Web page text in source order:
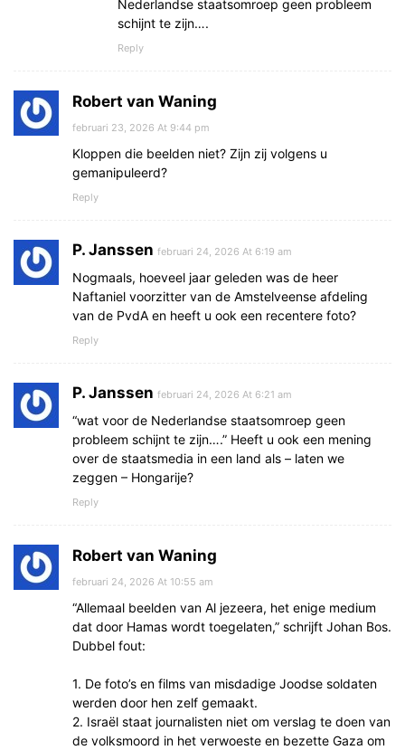
Nederlandse staatsomroep geen probleem
schijnt te zijn….
Reply
Robert van Waning
februari 23, 2026 At 9:44 pm
Kloppen die beelden niet? Zijn zij volgens u
gemanipuleerd?
Reply
P. Janssen februari 24, 2026 At 6:19 am
Nogmaals, hoeveel jaar geleden was de heer
Naftaniel voorzitter van de Amstelveense afdeling
van de PvdA en heeft u ook een recentere foto?
Reply
P. Janssen februari 24, 2026 At 6:21 am
“wat voor de Nederlandse staatsomroep geen
probleem schijnt te zijn….” Heeft u ook een mening
over de staatsmedia in een land als – laten we
zeggen – Hongarije?
Reply
Robert van Waning
februari 24, 2026 At 10:55 am
“Allemaal beelden van Al jezeera, het enige medium
dat door Hamas wordt toegelaten,” schrijft Johan Bos.
Dubbel fout:
1. De foto’s en films van misdadige Joodse soldaten
werden door hen zelf gemaakt.
2. Israël staat journalisten niet om verslag te doen van
de volksmoord in het verwoeste en bezette Gaza om